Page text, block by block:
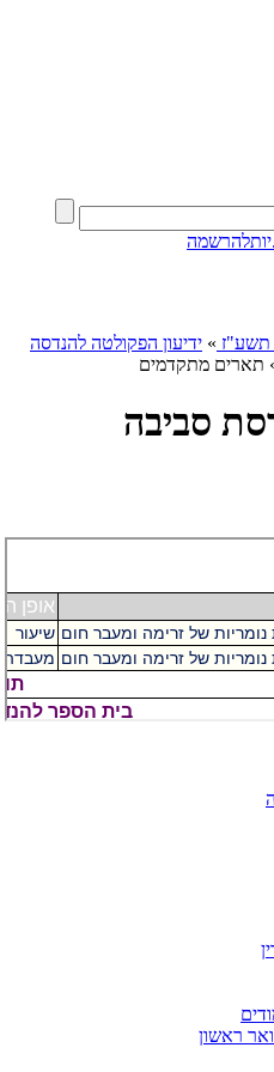
להרשמה
» ידיעון הפקולטה להנדסה
תארים מתקדמים
סביבה
ראשון